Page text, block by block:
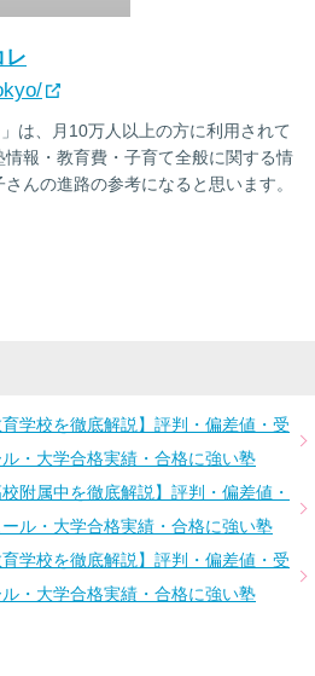
レ
は、月10万人以上の方に利用されて
報・教育費・子育て全般に関する情
んの進路の参考になると思います。
育学校を徹底解説】評判・偏差値・受
・大学合格実績・合格に強い塾
校附属中を徹底解説】評判・偏差値・
ル・大学合格実績・合格に強い塾
育学校を徹底解説】評判・偏差値・受
・大学合格実績・合格に強い塾